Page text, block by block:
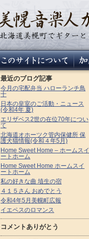
最近のブログ記事
今月の宅配弁当 ハローランチ鳥
十
日本の皇室のご活動・ニュース
(令和4年 夏)
エリザベス2世の在位70年につい
て
北海道オホーツク管内保健所 保
護犬猫情報(令和４年5月)
Home Sweet Home – ホームスイ
ートホーム
Home Sweet Home ホームスイ
ートホーム
私の好きな曲 埴生の宿
４１５さん おめでとう
令和4年5月美幌町広報
イエペスのロマンス
コメントありがとう